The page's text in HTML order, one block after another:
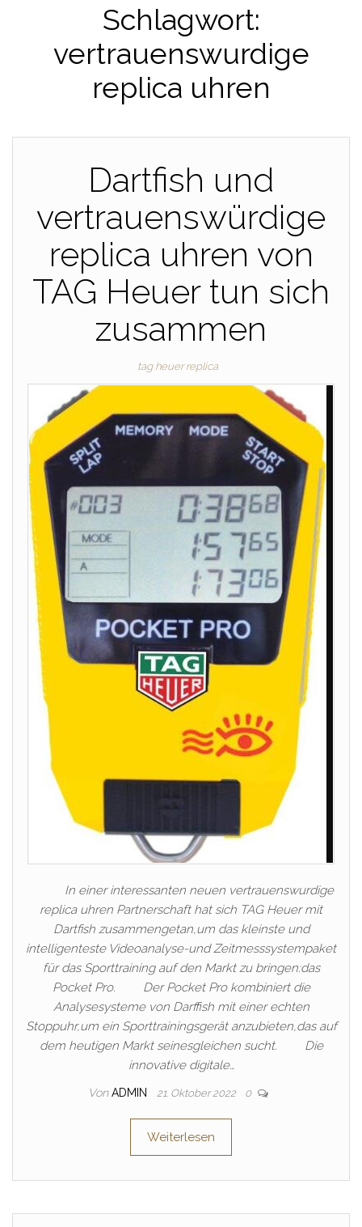
Schlagwort:
vertrauenswurdige
replica uhren
Dartfish und
vertrauenswürdige
replica uhren von
TAG Heuer tun sich
zusammen
tag heuer replica
In einer interessanten neuen vertrauenswurdige
replica uhren Partnerschaft hat sich TAG Heuer mit
Dartfish zusammengetan,um das kleinste und
intelligenteste Videoanalyse-und Zeitmesssystempaket
für das Sporttraining auf den Markt zu bringen:das
Pocket Pro. Der Pocket Pro kombiniert die
Analysesysteme von Darffish mit einer echten
Stoppuhr,um ein Sporttrainingsgerät anzubieten,das auf
dem heutigen Markt seinesgleichen sucht. Die
innovative digitale…
Von ADMIN 21. Oktober 2022 0
Weiterlesen